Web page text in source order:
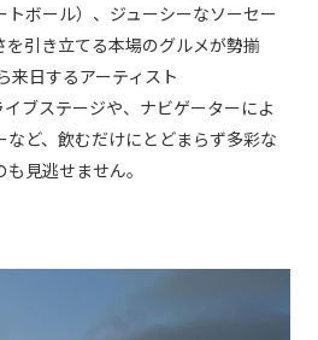
ボール）、ジューシーなソーセー
引き立てる本場のグルメが勢揃
来日するアーティスト
ブステージや、ナビゲーターによ
ど、飲むだけにとどまらず多彩な
見逃せません。